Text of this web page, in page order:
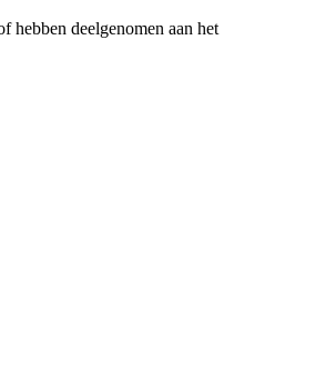
hebben deelgenomen aan het